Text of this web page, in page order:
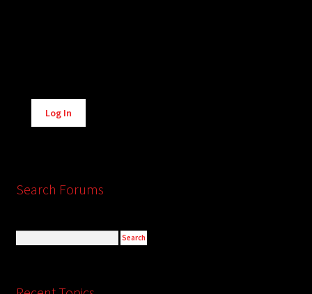
Alternative:
Log In
Search Forums